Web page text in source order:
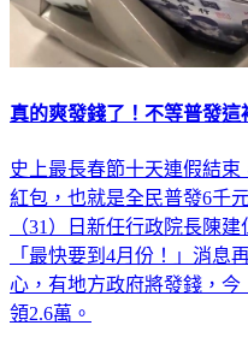
真的爽發錢了！不等普發
史上最長春節十天連假結
紅包，也就是全民普發6千
（31）日新任行政院長陳
「最快要到4月份！」消息
心，有地方政府將發錢，
領2.6萬。